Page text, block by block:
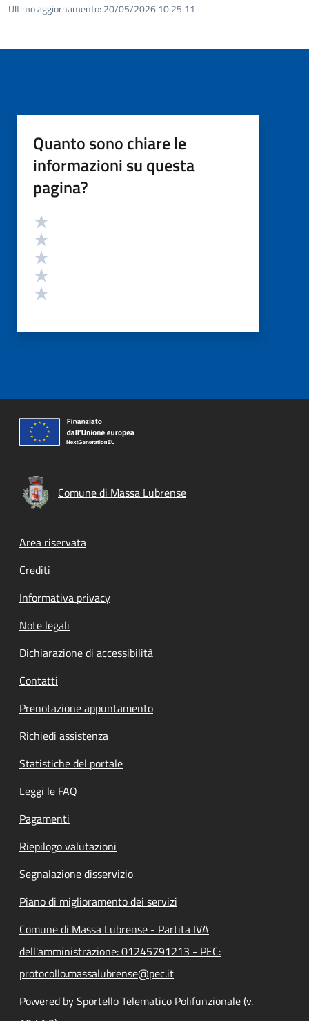
Ultimo aggiornamento: 20/05/2026 10:25.11
Quanto sono chiare le
informazioni su questa
pagina?
Valutazione
Comune di Massa Lubrense
Footer menu
Area riservata
Crediti
Informativa privacy
Note legali
Dichiarazione di accessibilità
Contatti
Prenotazione appuntamento
Richiedi assistenza
Statistiche del portale
Leggi le FAQ
Pagamenti
Riepilogo valutazioni
Segnalazione disservizio
Piano di miglioramento dei servizi
Comune di Massa Lubrense - Partita IVA
dell'amministrazione: 01245791213 - PEC:
protocollo.massalubrense@pec.it
Powered by Sportello Telematico Polifunzionale (v.